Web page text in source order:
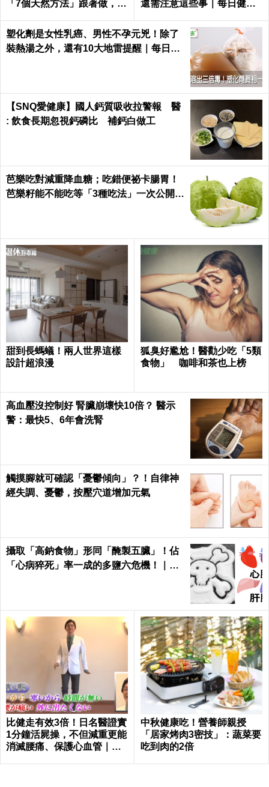
「7個天然方法」跟著做，杜
還需注意這些事｜每日健康
塑化劑是女性乳癌、男性不孕元兇！除了
裝熱湯之外，還有10大地雷提醒｜每日健
【SNQ愛健康】國人鈣質吸收拉警報 醫
: 飲食長期忽視鈣磷比 補鈣白做工
芭樂吃對減重降血糖；吃錯便祕卡腸胃！
芭樂籽能不能吃等「3種吃法」一次公開｜
甜到長螞蟻！兩人世界這樣
設計超浪漫
狐臭好尷尬！醫勸少吃「5類
食物」 咖啡和茶也上榜
高血壓沒控制好 腎臟崩壞快10倍？ 醫示
警：最快5、6年會洗腎
觸摸腳就可確認「憂鬱傾向」？！自律神
經失調、憂鬱，按壓穴道增加元氣
攝取「高鈉食物」形同「醃製五臟」！佔
「心病猝死」率一成的多鹽六危機！｜每
比健走有效3倍！日名醫證實
1分鐘活屍操，不但減重更能
消滅腰痛、保護心血管｜每
中秋健康吃！營養師親授
「居家烤肉3密技」：蔬菜要
吃到肉的2倍